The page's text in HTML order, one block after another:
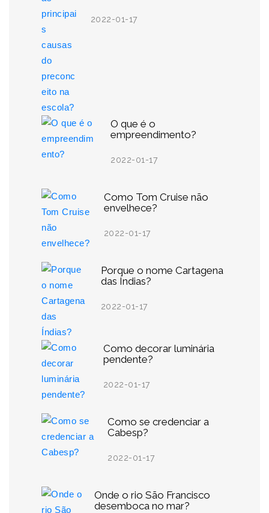
2022-01-17
O que é o
empreendimento?
2022-01-17
Como Tom Cruise não
envelhece?
2022-01-17
Porque o nome Cartagena
das Índias?
2022-01-17
Como decorar luminária
pendente?
2022-01-17
Como se credenciar a
Cabesp?
2022-01-17
Onde o rio São Francisco
desemboca no mar?